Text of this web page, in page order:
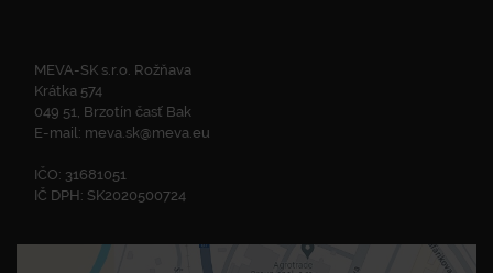
MEVA-SK s.r.o. Rožňava
Krátka 574
049 51, Brzotín časť Bak
E-mail: meva.sk@meva.eu
IČO: 31681051
IČ DPH: SK2020500724